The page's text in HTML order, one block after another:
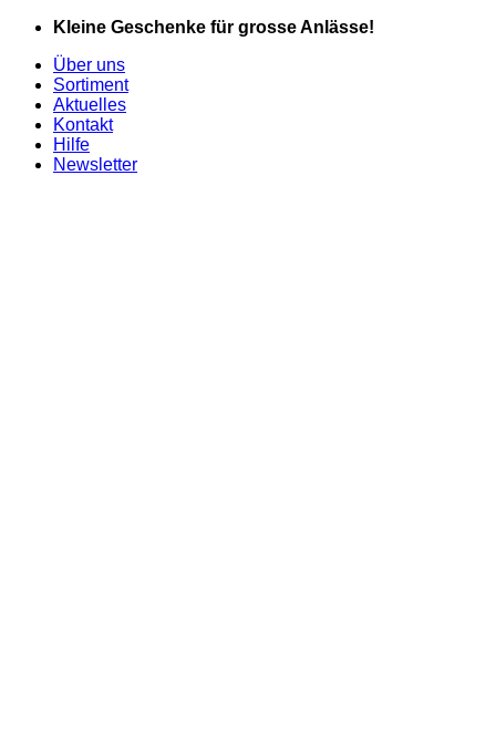
Zum
springen
Kleine Geschenke für grosse Anlässe!
Über uns
Sortiment
Aktuelles
Kontakt
Hilfe
Newsletter